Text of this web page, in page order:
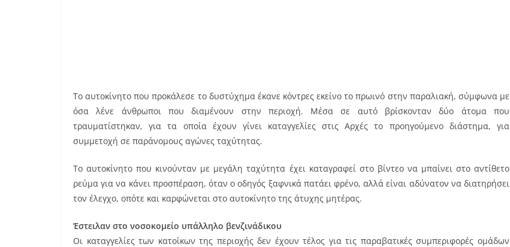
Το αυτοκίνητο που προκάλεσε το δυστύχημα έκανε κόντρες εκείνο το πρωινό στην παραλιακή, σύμφωνα με
όσα λένε άνθρωποι που διαμένουν στην περιοχή. Μέσα σε αυτό βρίσκονταν δύο άτομα που
τραυματίστηκαν, για τα οποία έχουν γίνει καταγγελίες στις Αρχές το προηγούμενο διάστημα, για
συμμετοχή σε παράνομους αγώνες ταχύτητας.
Το αυτοκίνητο που κινούνταν με μεγάλη ταχύτητα έχει καταγραφεί στο βίντεο να μπαίνει στο αντίθετο
ρεύμα για να κάνει προσπέραση, όταν ο οδηγός ξαφνικά πατάει φρένο, αλλά είναι αδύνατον να διατηρήσει
τον έλεγχο, οπότε και καρφώνεται στο αυτοκίνητο της άτυχης μητέρας.
Έστειλαν στο νοσοκομείο υπάλληλο βενζινάδικου
Οι καταγγελίες των κατοίκων της περιοχής δεν έχουν τέλος για τις παραβατικές συμπεριφορές ομάδων